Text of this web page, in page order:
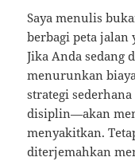
Saya menulis
berbagi peta jalan
Jika Anda sedang
menurunkan
strategi
disiplin—akan
menyakitkan.
diterjemahkan